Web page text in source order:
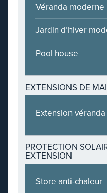
Véranda moderne
Jardin d’hiver
Pool house
EXTENSIONS DE
Extension véranda
PROTECTION
EXTENSION
Store anti-chaleur